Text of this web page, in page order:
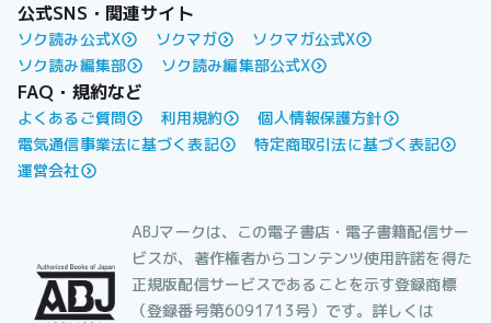
公式SNS・関連サイト
ソク読み公式X ソクマガ
ソクマガ公式X
ソク読み編集部
ソク読み編集部公式X
FAQ・規約など
よくあるご質問 利用規約
個人情報保護方針
電気通信事業法に基づく表記
特定商取引法に基づく表記
運営会社
ABJマークは、この電子書店・電子書籍配信サー
ビスが、著作権者からコンテンツ使用許諾を得た
正規版配信サービスであることを示す登録商標
（登録番号第6091713号）です。詳しくは